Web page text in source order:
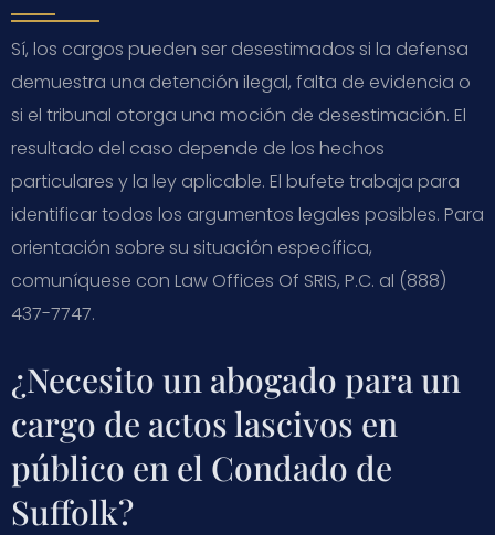
Sí, los cargos pueden ser desestimados si la defensa
demuestra una detención ilegal, falta de evidencia o
si el tribunal otorga una moción de desestimación. El
resultado del caso depende de los hechos
particulares y la ley aplicable. El bufete trabaja para
identificar todos los argumentos legales posibles. Para
orientación sobre su situación específica,
comuníquese con Law Offices Of SRIS, P.C. al (888)
437-7747.
¿Necesito un abogado para un
cargo de actos lascivos en
público en el Condado de
Suffolk?